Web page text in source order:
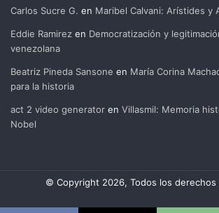
Carlos Sucre G. en Maribel Calvani: Arístides y
Eddie Ramirez en Democratización y
venezolana
Beatriz Pineda Sansone en María Corina
para la historia
act 2 video generator en Villasmil: Memoria
Nobel
© Copyright 2026, Todos los derechos